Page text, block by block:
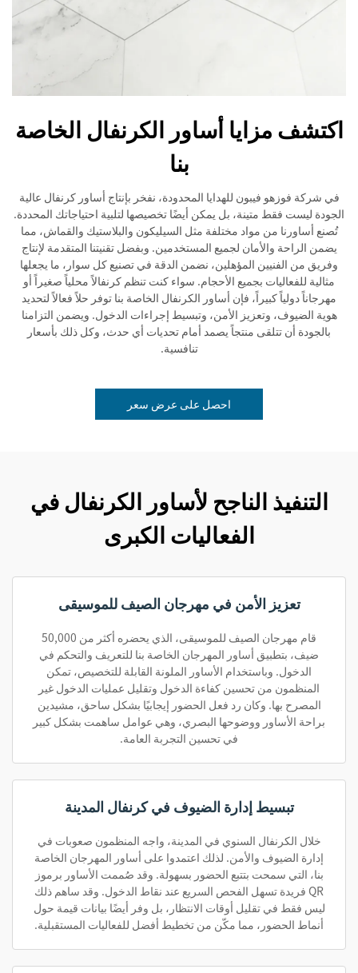
اكتشف مزايا أساور الكرنفال الخاصة
بنا
في شركة فوزهو فيبون للهدايا المحدودة، نفخر بإنتاج أساور كرنفال عالية
الجودة ليست فقط متينة، بل يمكن أيضًا تخصيصها لتلبية احتياجاتك المحددة.
تُصنع أساورنا من مواد مختلفة مثل السيليكون والبلاستيك والقماش، مما
يضمن الراحة والأمان لجميع المستخدمين. وبفضل تقنيتنا المتقدمة لإنتاج
وفريق من الفنيين المؤهلين، نضمن الدقة في تصنيع كل سوار، ما يجعلها
مثالية للفعاليات بجميع الأحجام. سواء كنت تنظم كرنفالاً محلياً صغيراً أو
مهرجاناً دولياً كبيراً، فإن أساور الكرنفال الخاصة بنا توفر حلاً فعالاً لتحديد
هوية الضيوف، وتعزيز الأمن، وتبسيط إجراءات الدخول. ويضمن التزامنا
بالجودة أن تتلقى منتجاً يصمد أمام تحديات أي حدث، وكل ذلك بأسعار
تنافسية.
احصل على عرض سعر
التنفيذ الناجح لأساور الكرنفال في
الفعاليات الكبرى
تعزيز الأمن في مهرجان الصيف للموسيقى
قام مهرجان الصيف للموسيقى، الذي يحضره أكثر من 50,000
ضيف، بتطبيق أساور المهرجان الخاصة بنا للتعريف والتحكم في
الدخول. وباستخدام الأساور الملونة القابلة للتخصيص، تمكن
المنظمون من تحسين كفاءة الدخول وتقليل عمليات الدخول غير
المصرح بها. وكان رد فعل الحضور إيجابيًا بشكل ساحق، مشيدين
براحة الأساور ووضوحها البصري، وهي عوامل ساهمت بشكل كبير
في تحسين التجربة العامة.
تبسيط إدارة الضيوف في كرنفال المدينة
خلال الكرنفال السنوي في المدينة، واجه المنظمون صعوبات في
إدارة الضيوف والأمن. لذلك اعتمدوا على أساور المهرجان الخاصة
بنا، التي سمحت بتتبع الحضور بسهولة. وقد صُممت الأساور برموز
QR فريدة تسهل الفحص السريع عند نقاط الدخول. وقد ساهم ذلك
ليس فقط في تقليل أوقات الانتظار، بل وفر أيضًا بيانات قيمة حول
أنماط الحضور، مما مكّن من تخطيط أفضل للفعاليات المستقبلية.